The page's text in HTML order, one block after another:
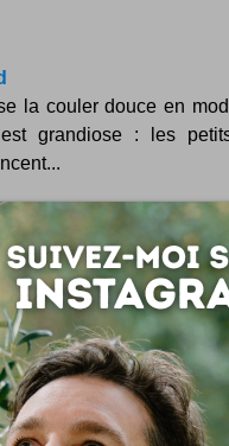
la couler douce en
grandiose : les
des objets
: récupérer et